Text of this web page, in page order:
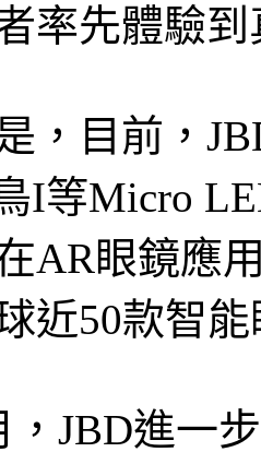
率先體驗
，目前，
I等Micro
AR眼鏡應
近50款智
，JBD進一